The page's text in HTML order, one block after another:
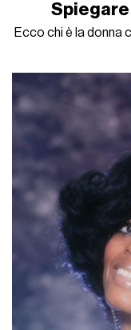
Spiegare
Ecco chi è la donna